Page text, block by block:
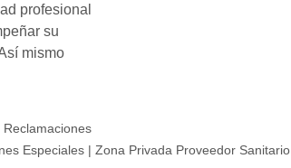
profesional
su
mismo
Reclamaciones
Especiales | Zona Privada Proveedor Sanitario